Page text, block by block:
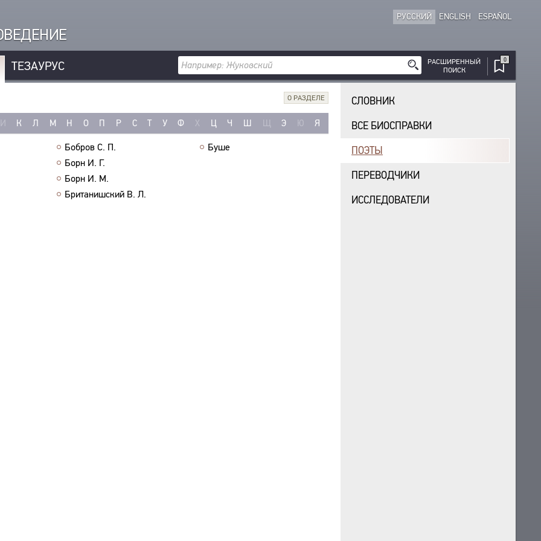
РУССКИЙ ENGLISH ESPAÑOL
ТЕЗАУРУС
РАСШИРЕННЫЙ
ПОИСК
0
О РАЗДЕЛЕ
И К Л М Н О П Р С Т У Ф Х Ц Ч Ш Щ Э Ю Я
Бобров С. П.
Борн И. Г.
Борн И. М.
Британишский В. Л.
Буше
СЛОВНИК
ВСЕ БИОСПРАВКИ
ПОЭТЫ
ПЕРЕВОДЧИКИ
ИССЛЕДОВАТЕЛИ